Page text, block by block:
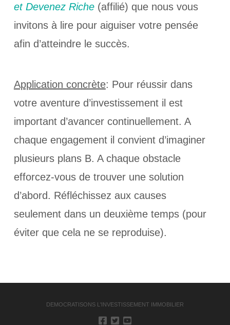
et Devenez Riche(affilié) que nous vous
invitons à lire pour aiguiser votre pensée
afin d’atteindre le succès.
Application concrète: Pour réussir dans
votre aventure d’investissement il est
important d’avancer continuellement. A
chaque engagement il convient d’imaginer
plusieurs plans B. A chaque obstacle
efforcez-vous de trouver une solution
d’abord. Réfléchissez aux causes
seulement dans un deuxième temps (pour
éviter que cela ne se reproduise).
DEMOCRATISONS L'INVESTISSEMENT IMMOBILIER